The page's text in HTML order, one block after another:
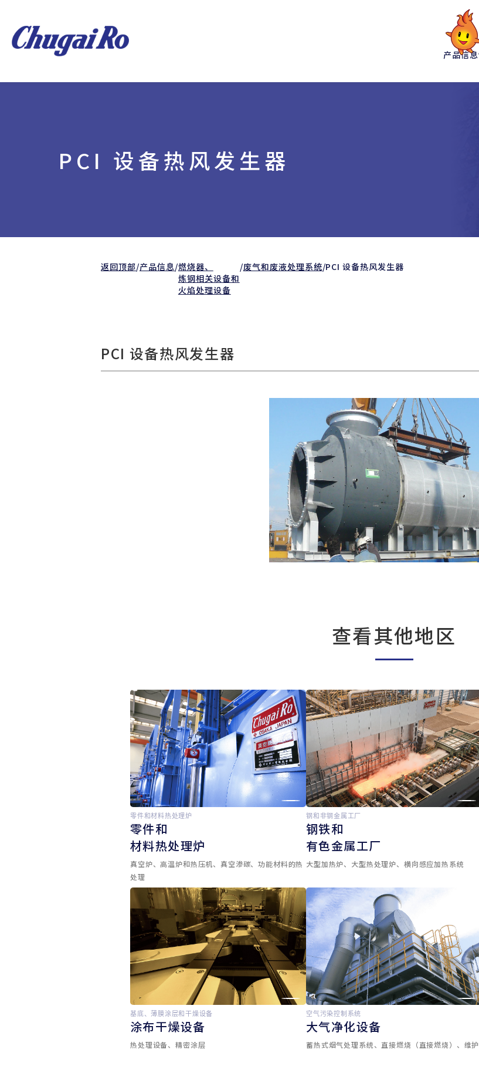
产品信息
PCI 设备热风发生器
返回顶部/产品信息/燃烧器、
炼钢相关设备和
火焰处理设备
/废气和废液处理系统/PCI 设备热风发生器
PCI 设备热风发生器
查看其他地区
零件和材料热处理炉
零件和
材料热处理炉
真空炉、高温炉和热压机、真空渗碳、功能材料的热
处理
钢和非钢金属工厂
钢铁和
有色金属工厂
大型加热炉、大型热处理炉、横向感应加热系统
基底、薄膜涂层和干燥设备
涂布干燥设备
热处理设备、精密涂层
空气污染控制系统
大气净化设备
蓄热式烟气处理系统、直接燃烧（直接燃烧）、维护